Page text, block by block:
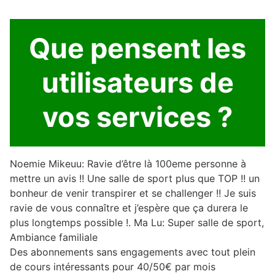
Que pensent les
utilisateurs de
vos services ?
Noemie Mikeuu: Ravie d’être là 100eme personne à
mettre un avis !! Une salle de sport plus que TOP !! un
bonheur de venir transpirer et se challenger !! Je suis
ravie de vous connaître et j’espère que ça durera le
plus longtemps possible !. Ma Lu: Super salle de sport,
Ambiance familiale
Des abonnements sans engagements avec tout plein
de cours intéressants pour 40/50€ par mois